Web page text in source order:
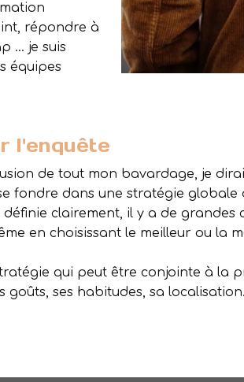
répondre à
… je suis
équipes
l'enquête
de tout mon bavardage, je
fondre dans une stratégie globale
définie clairement, il y a de
en choisissant le meilleur ou la
qui peut être conjointe à la
goûts, ses habitudes, sa localisation.